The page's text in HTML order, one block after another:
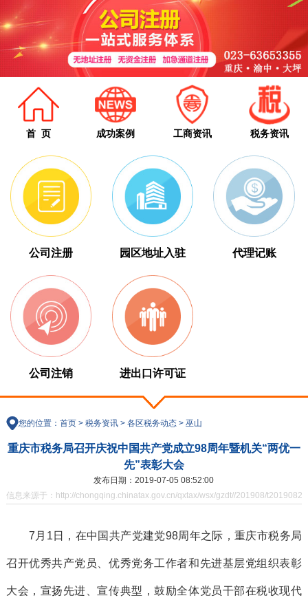
首 页 成功案例 工商资讯 税务资讯
公司注册 园区地址入驻 代理记账
公司注销 进出口许可证
您的位置： 首页> 税务资讯> 各区税务动态> 巫山
重庆市税务局召开庆祝中国共产党成立98周年暨机关“两优一
先”表彰大会
发布日期：2019-07-05 08:52:00
信息来源于：http://chongqing.chinatax.gov.cn/qxtax/wsx/gzdt//201908/
7月1日，在中国共产党建党98周年之际，重庆市税务局
召开优秀共产党员、优秀党务工作者和先进基层党组织表彰
大会，宣扬先进、宣传典型，鼓励全体党员干部在税收现代